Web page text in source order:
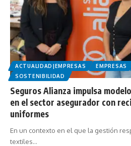
ACTUALIDAD|EMPRESAS EMPRESAS
SOSTENIBILIDAD
Seguros Alianza impulsa
en el sector asegurador con
uniformes
En un contexto en el que la gestión
textiles…